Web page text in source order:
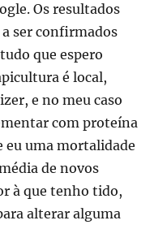
Os resultados
ser confirmados
que espero
é local,
e no meu caso
com proteína
eu uma mortalidade
de novos
à que tenho tido,
alterar alguma